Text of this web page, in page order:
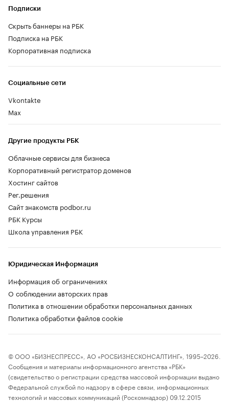
Социальные сети
Vkontakte
Max
Другие продукты РБК
Облачные сервисы для бизнеса
Корпоративный регистратор доменов
Хостинг сайтов
Рег.решения
Сайт знакомств podbor.ru
РБК Курсы
Школа управления РБК
Подписки
Скрыть баннеры на РБК
Подписка на РБК
Корпоративная подписка
Юридическая Информация
Информация об ограничениях
О соблюдении авторских прав
Политика в отношении обработки персональных данных
Политика обработки файлов cookie
© ООО «БИЗНЕСПРЕСС», АО «РОСБИЗНЕСКОНСАЛТИНГ», 1995–2026.
Сообщения и материалы информационного агентства «РБК»
(свидетельство о регистрации средства массовой информации выдано
Федеральной службой по надзору в сфере связи, информационных
технологий и массовых коммуникаций (Роскомнадзор) 09.12.2015